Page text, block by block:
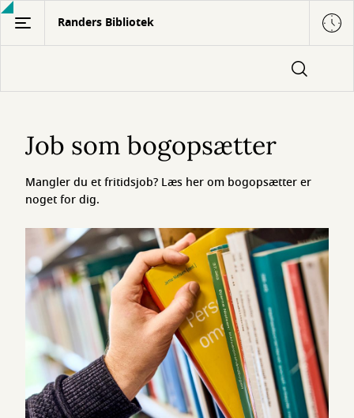
Gå
hovedindhold
Randers Bibliotek
somJob som bogopsætter
Mangler du et fritidsjob? Læs her om bogopsætter er
noget for dig.